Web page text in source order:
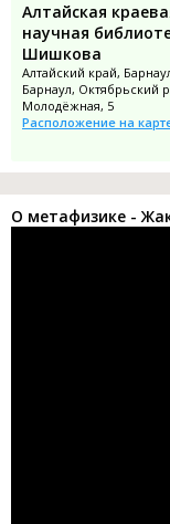
Алтайская
научная
Шишкова
Алтайский край,
Барнаул, Октябрьский
Молодёжная, 5
Расположение на
О метафизике -